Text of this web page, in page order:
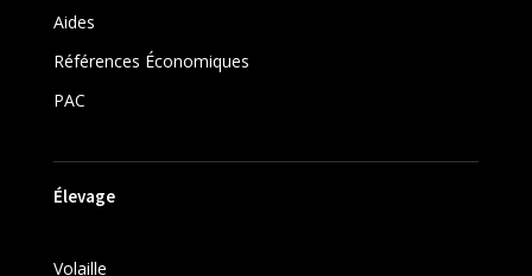
Aides
Références Économiques
PAC
Élevage
Volaille